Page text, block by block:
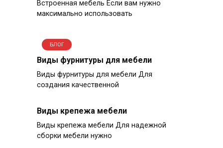
Встроенная мебель Если вам нужно
максимально использовать
БЛОГ
Виды фурнитуры для мебели
Виды фурнитуры для мебели Для
создания качественной
Виды крепежа мебели
Виды крепежа мебели Для надежной
сборки мебели нужно